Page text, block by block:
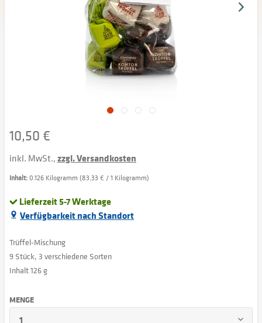
10,50 €
inkl. MwSt.,zzgl. Versandkosten
Inhalt: 0.126 Kilogramm (83,33 € / 1 Kilogramm)
Lieferzeit 5-7 Werktage
Verfügbarkeit nach Standort
Trüffel-Mischung
9 Stück, 3 verschiedene Sorten
Inhalt 126 g
MENGE